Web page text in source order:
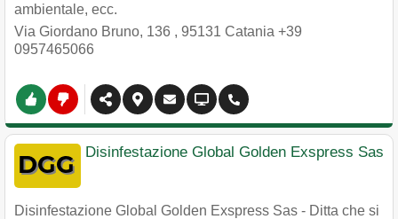
ambientale, ecc.
Via Giordano Bruno, 136 , 95131 Catania +39
0957465066
Disinfestazione Global Golden Exspress Sas
Disinfestazione Global Golden Exspress Sas - Ditta che si